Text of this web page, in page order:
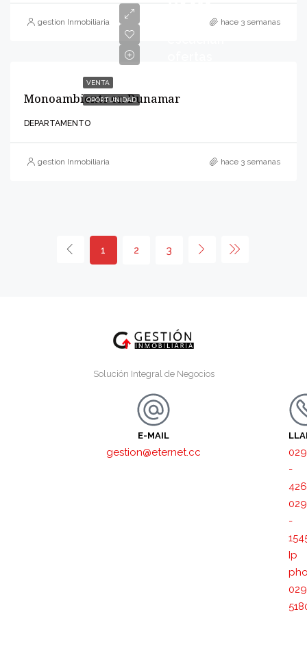
gestion Inmobiliaria hace 3 semanas
VENTA
OPORTUNIDAD
115.000
Monoambiente en Dunamar
DEPARTAMENTO
gestion Inmobiliaria hace 3 semanas
1 2 3
Solución Integral de Negocios
E-MAIL
gestion@eternet.cc
-
-
Ip